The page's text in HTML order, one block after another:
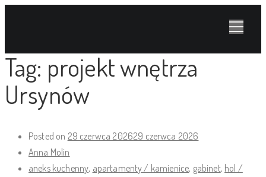
Tag: projekt wnętrza
Ursynów
Posted on 29 czerwca 202629 czerwca 2026
Anna Molin
aneks kuchenny, apartamenty / kamienice, gabinet, hol /